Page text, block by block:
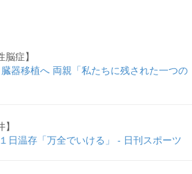
症】
器移植へ 両親「私たちに残された一つの
日温存「万全でいける」 - 日刊スポーツ